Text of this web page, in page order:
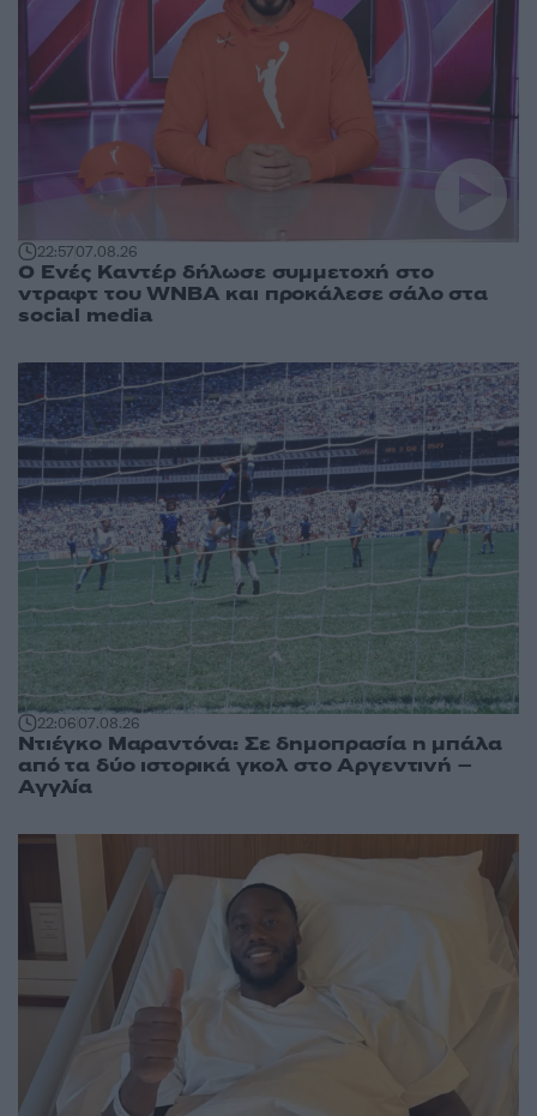
22:5707.08.26
Ο Ενές Καντέρ δήλωσε συμμετοχή στο
ντραφτ του WNBA και προκάλεσε σάλο στα
social media
22:0607.08.26
Ντιέγκο Μαραντόνα: Σε δημοπρασία η μπάλα
από τα δύο ιστορικά γκολ στο Αργεντινή –
Αγγλία